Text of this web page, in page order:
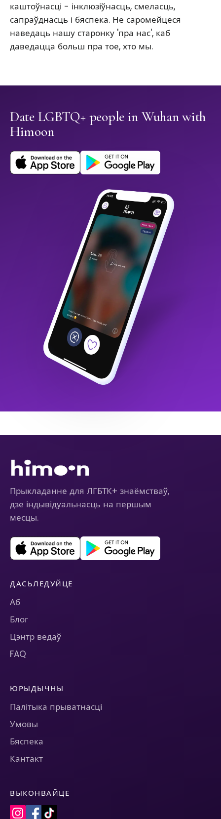
каштоўнасці - інклюзіўнасць, смеласць,
сапраўднасць і бяспека. Не саромейцеся
наведаць нашу старонку 'пра нас', каб
даведацца больш пра тое, хто мы.
Date LGBTQ+ people in Wuhan with
Himoon
Прыкладанне для ЛГБТК+ знаёмстваў,
дзе індывідуальнасць на першым
месцы.
ДАСЬЛЕДУЙЦЕ
Аб
Блог
Цэнтр ведаў
FAQ
ЮРЫДЫЧНЫ
Палітыка прыватнасці
Умовы
Бяспека
Кантакт
ВЫКОНВАЙЦЕ